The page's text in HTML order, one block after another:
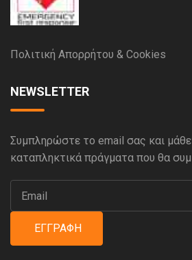
Πολιτική Απορρήτου & Cookies
NEWSLETTER
Συμπληρώστε το email σας και
καταπληκτικά πράγματα που θα
ΕΓΓΡΑΦΉ